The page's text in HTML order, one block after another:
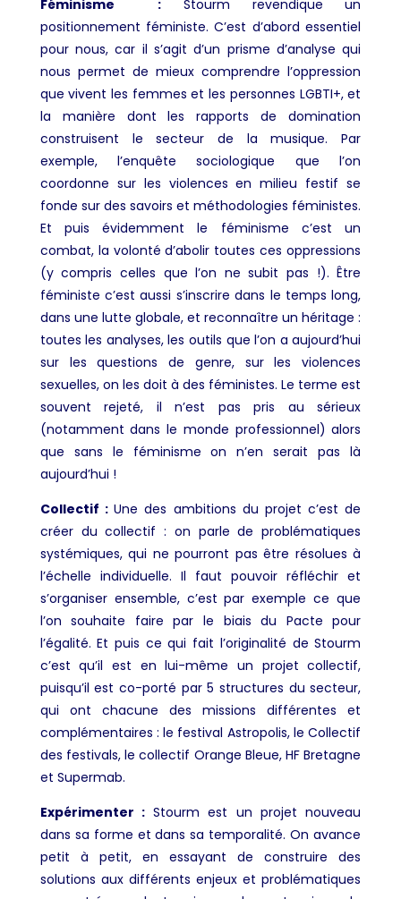
Féminisme : Stourm revendique un
positionnement féministe. C’est d’abord essentiel
pour nous, car il s’agit d’un prisme d’analyse qui
nous permet de mieux comprendre l’oppression
que vivent les femmes et les personnes LGBTI+, et
la manière dont les rapports de domination
construisent le secteur de la musique. Par
exemple, l’enquête sociologique que l’on
coordonne sur les violences en milieu festif se
fonde sur des savoirs et méthodologies féministes.
Et puis évidemment le féminisme c’est un
combat, la volonté d’abolir toutes ces oppressions
(y compris celles que l’on ne subit pas !). Être
féministe c’est aussi s’inscrire dans le temps long,
dans une lutte globale, et reconnaître un héritage :
toutes les analyses, les outils que l’on a aujourd’hui
sur les questions de genre, sur les violences
sexuelles, on les doit à des féministes. Le terme est
souvent rejeté, il n’est pas pris au sérieux
(notamment dans le monde professionnel) alors
que sans le féminisme on n’en serait pas là
aujourd’hui !
Collectif :Une des ambitions du projet c’est de
créer du collectif : on parle de problématiques
systémiques, qui ne pourront pas être résolues à
l’échelle individuelle. Il faut pouvoir réfléchir et
s’organiser ensemble, c’est par exemple ce que
l’on souhaite faire par le biais du Pacte pour
l’égalité. Et puis ce qui fait l’originalité de Stourm
c’est qu’il est en lui-même un projet collectif,
puisqu’il est co-porté par 5 structures du secteur,
qui ont chacune des missions différentes et
complémentaires : le festival Astropolis, le Collectif
des festivals, le collectif Orange Bleue, HF Bretagne
et Supermab.
Expérimenter : Stourm est un projet nouveau
dans sa forme et dans sa temporalité. On avance
petit à petit, en essayant de construire des
solutions aux différents enjeux et problématiques